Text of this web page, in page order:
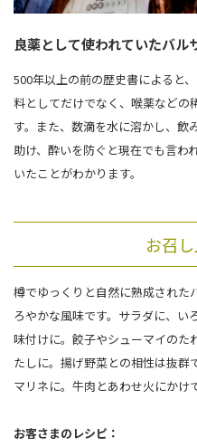
良薬として使われていたバル
500年以上の前の歴史書によると
料としてだけでなく、喉薬などの
す。また、数滴を水に溶かし、飲
助け、酔いを防ぐと現在でも言わ
いたことがわかります。
お召
樽でゆっくりと自然に熟成された
ろやかな風味です。サラダに、い
味付けに。餃子やシューマイのた
たしに。揚げ野菜との相性は抜群
マリネに。牛肉とあわせ火にかけ
お客さまのレシピ：